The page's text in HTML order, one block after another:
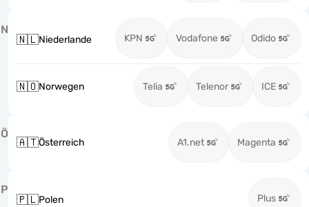
N
🇳🇱Niederlande KPN Vodafone Odido
🇳🇴Norwegen Telia Telenor ICE
Ö
🇦🇹Österreich A1.net Magenta
P
🇵🇱Polen Plus